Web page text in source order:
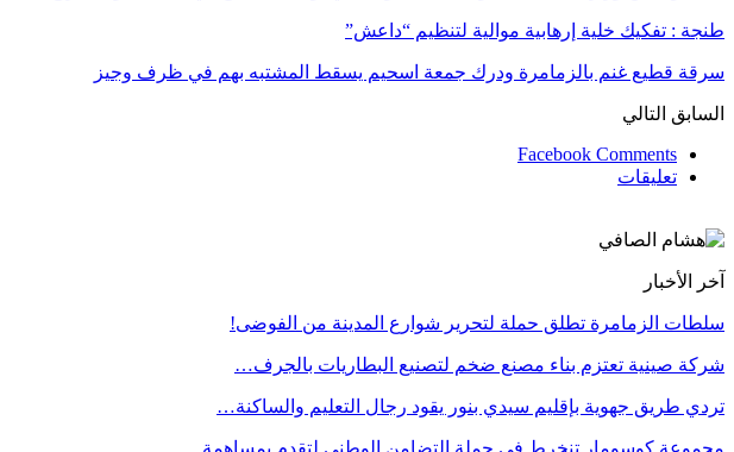
طنجة : تفكيك خلية إرهابية موالية لتنظيم “داعش”
سرقة قطيع غنم بالزمامرة ودرك جمعة اسحيم يسقط المشتبه بهم في ظرف وجيز
السابق التالي
Facebook Comments
تعليقات
آخر الأخبار
سلطات الزمامرة تطلق حملة لتحرير شوارع المدينة من الفوضى!
شركة صينية تعتزم بناء مصنع ضخم لتصنيع البطاريات بالجرف…
تردي طريق جهوية بإقليم سيدي بنور يقود رجال التعليم والساكنة…
مجموعة كوسومار تنخرط في حملة التضامن الوطني لتقدم بمساهمة…